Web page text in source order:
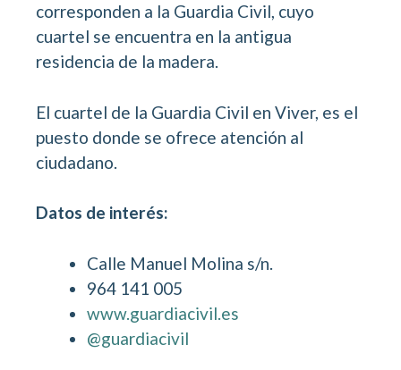
corresponden a la Guardia Civil, cuyo
cuartel se encuentra en la antigua
residencia de la madera.
El cuartel de la Guardia Civil en Viver, es el
puesto donde se ofrece atención al
ciudadano.
Datos de interés:
Calle Manuel Molina s/n.
964 141 005
www.guardiacivil.es
@guardiacivil